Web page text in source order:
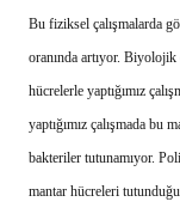
Bu fiziksel çalışmalarda
oranında artıyor.
hücrelerle yaptığımız
yaptığımız çalışmada bu
bakteriler tutunamıyor.
mantar hücreleri